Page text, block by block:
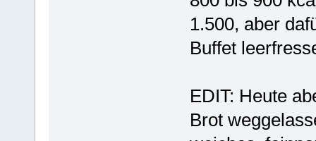
1.500, aber
Buffet
EDIT: Heute
Brot